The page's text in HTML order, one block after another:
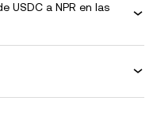
USDC a NPR en las